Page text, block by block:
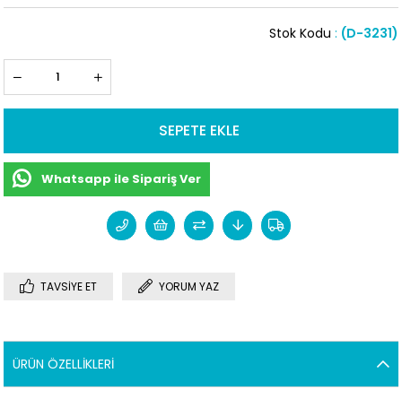
(D-3231)
Stok Kodu
Whatsapp ile Sipariş Ver
TAVSIYE ET YORUM YAZ
ÜRÜN ÖZELLIKLERI